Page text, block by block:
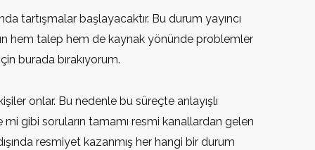
tartışmalar başlayacaktır. Bu durum yayıncı
hem talep hem de kaynak yönünde problemler
burada bırakıyorum.
onlar. Bu nedenle bu süreçte anlayışlı
gibi soruların tamamı resmi kanallardan gelen
resmiyet kazanmış her hangi bir durum